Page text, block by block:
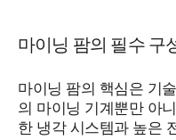
마이닝 팜의 필수 구
마이닝 팜의 핵심은 기
의 마이닝 기계뿐만 아
한 냉각 시스템과 높은